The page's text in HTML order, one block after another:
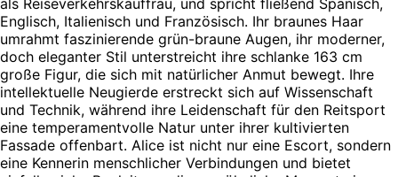
als Reiseverkehrskauffrau, und spricht fließend Spanisch,
Englisch, Italienisch und Französisch. Ihr braunes Haar
umrahmt faszinierende grün-braune Augen, ihr moderner,
doch eleganter Stil unterstreicht ihre schlanke 163 cm
große Figur, die sich mit natürlicher Anmut bewegt. Ihre
intellektuelle Neugierde erstreckt sich auf Wissenschaft
und Technik, während ihre Leidenschaft für den Reitsport
eine temperamentvolle Natur unter ihrer kultivierten
Fassade offenbart. Alice ist nicht nur eine Escort, sondern
eine Kennerin menschlicher Verbindungen und bietet